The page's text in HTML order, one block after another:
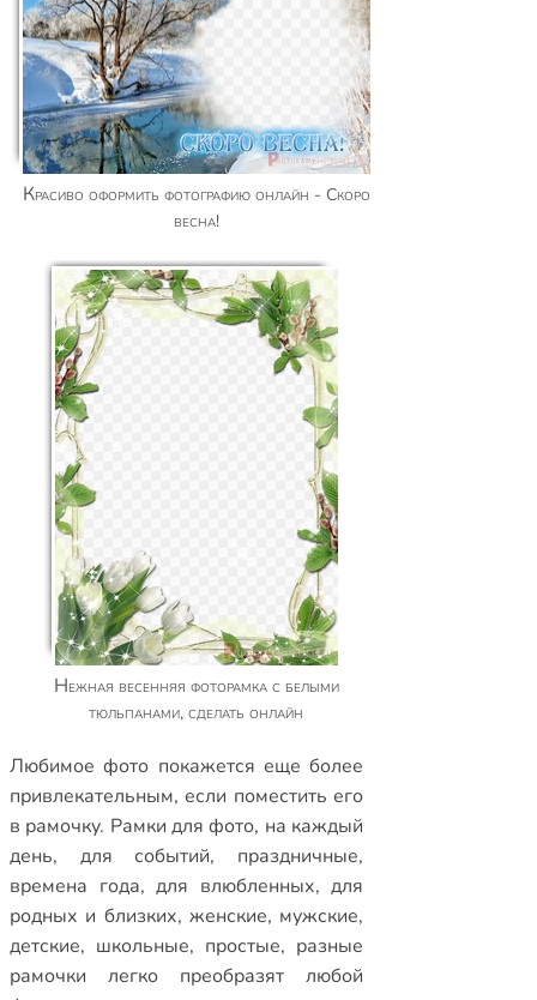
Красиво оформить фотографию онлайн - Скоро
весна!
Нежная весенняя фоторамка с белыми
тюльпанами, сделать онлайн
Любимое фото покажется еще более
привлекательным, если поместить его
в рамочку. Рамки для фото, на каждый
день, для событий, праздничные,
времена года,для влюбленных,для
родных и близких, женские, мужские,
детские, школьные, простые, разные
рамочки легко преобразят любой